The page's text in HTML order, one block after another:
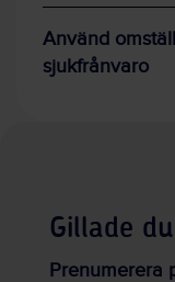
Använd
sjukfrånvaro
Gillade
Prenumerera